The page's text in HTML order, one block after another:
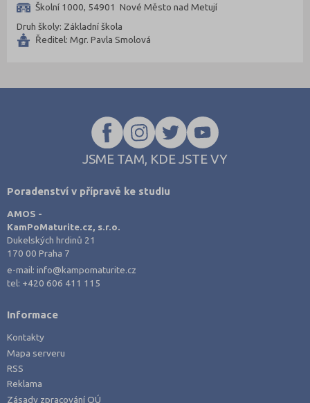
Školní 1000, 54901 Nové Město nad Metují
Druh školy: Základní škola
Ředitel: Mgr. Pavla Smolová
JSME TAM, KDE JSTE VY
Poradenství v přípravě ke studiu
AMOS -
KamPoMaturite.cz, s.r.o.
Dukelských hrdinů 21
170 00 Praha 7
e-mail:info@kampomaturite.cz
tel: +420 606 411 115
Informace
Kontakty
Mapa serveru
RSS
Reklama
Zásady zpracování OÚ